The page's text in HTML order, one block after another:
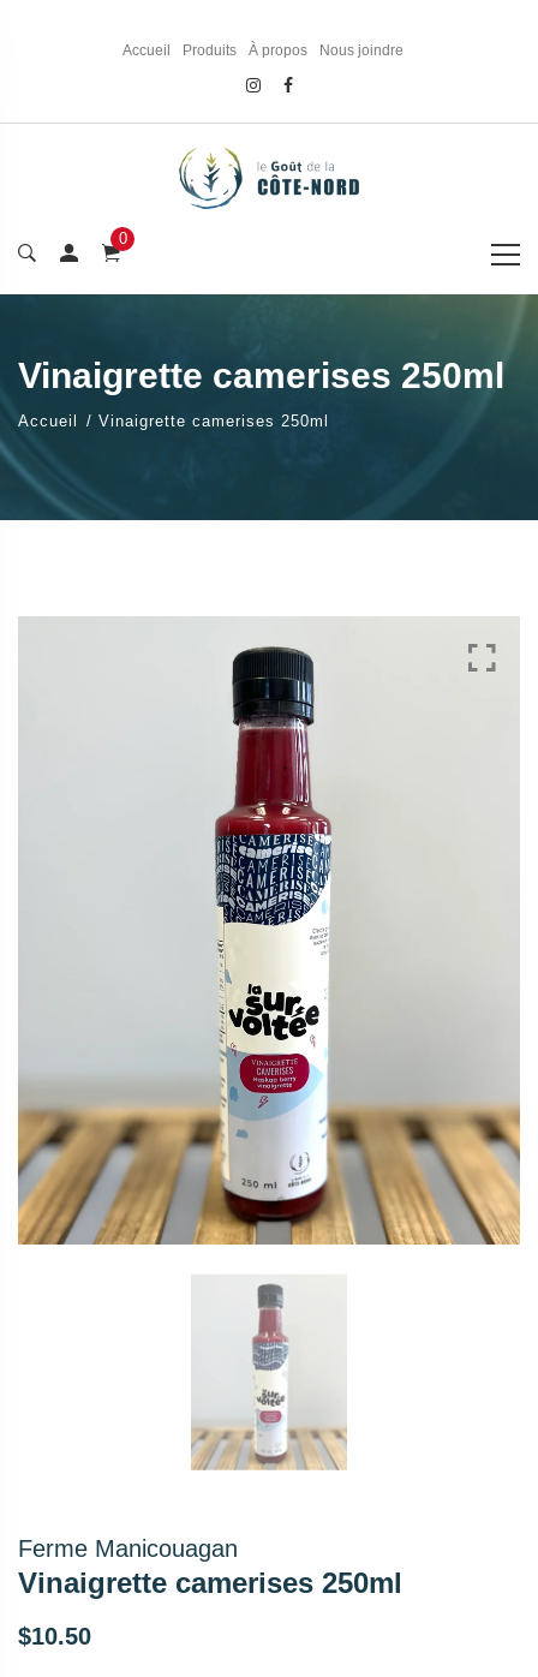
Accueil Produits À propos Nous joindre
0
Vinaigrette camerises 250ml
Accueil Vinaigrette camerises 250ml
Ferme Manicouagan
Vinaigrette camerises 250ml
$10.50